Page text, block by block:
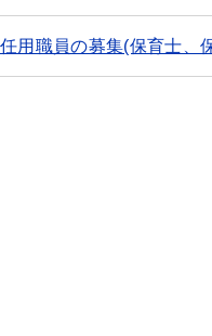
用職員の募集(保育士、